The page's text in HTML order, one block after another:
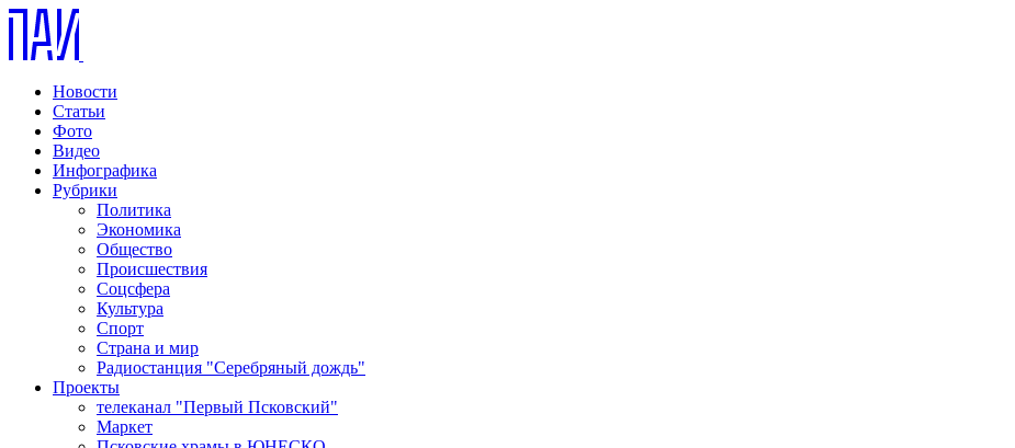
Новости
Статьи
Фото
Видео
Инфографика
Рубрики
Политика
Экономика
Общество
Происшествия
Соцсфера
Культура
Спорт
Страна и мир
Радиостанция "Серебряный дождь"
Проекты
телеканал "Первый Псковский"
Маркет